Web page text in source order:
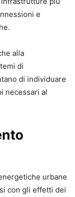
e
alla
di
di individuare
necessari al
urbane
con gli effetti dei